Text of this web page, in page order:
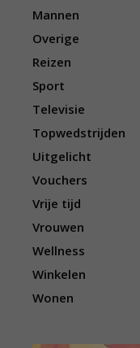
Mannen
Overige
Reizen
Sport
Televisie
Topwedstrijden
Uitgelicht
Vouchers
Vrije tijd
Vrouwen
Wellness
Winkelen
Wonen